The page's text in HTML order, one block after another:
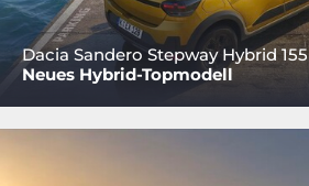
Dacia Sandero Stepway Hybrid 155
Neues Hybrid-Topmodell